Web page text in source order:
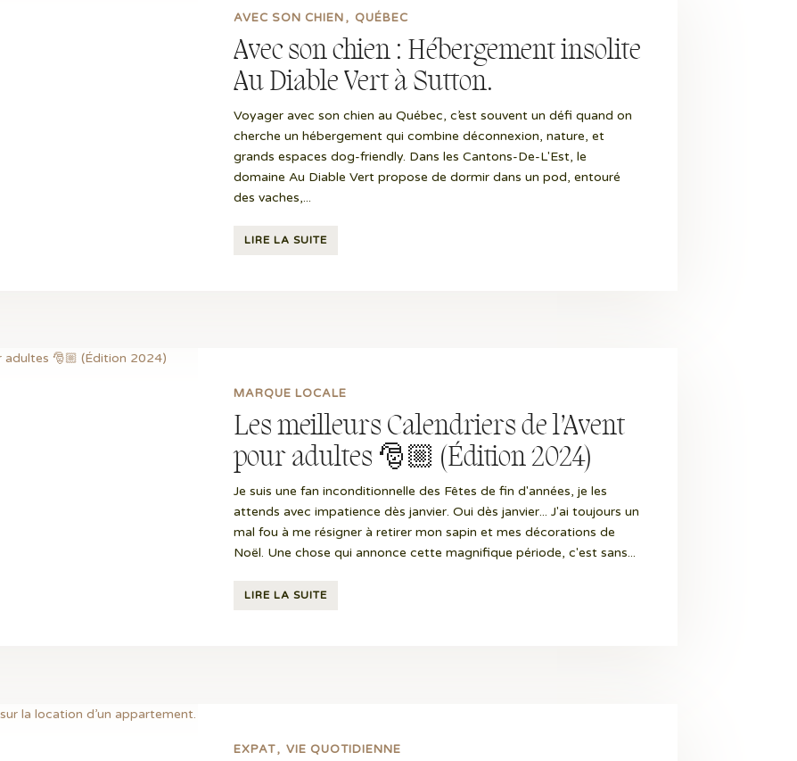
Avec son chien : Hébergement insolite
Au Diable Vert à Sutton.
AVEC SON CHIEN QUÉBEC
Voyager avec son chien au Québec, c’est souvent un défi quand on
cherche un hébergement qui combine déconnexion, nature, et
grands espaces dog-friendly. Dans les Cantons-De-L'Est, le
domaine Au Diable Vert propose de dormir dans un pod, entouré
des vaches,...
LIRE LA SUITE
Les meilleurs Calendriers de l’Avent
pour adultes 🎅🏼 (Édition 2024)
MARQUE LOCALE
Je suis une fan inconditionnelle des Fêtes de fin d'années, je les
attends avec impatience dès janvier. Oui dès janvier... J'ai toujours un
mal fou à me résigner à retirer mon sapin et mes décorations de
Noël. Une chose qui annonce cette magnifique période, c'est sans...
LIRE LA SUITE
EXPAT VIE QUOTIDIENNE